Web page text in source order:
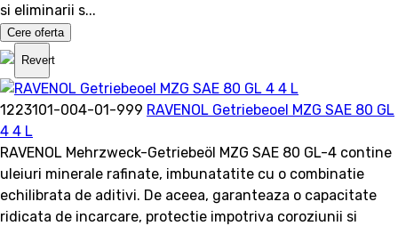
si eliminarii s...
Cere oferta
Revert
1223101-004-01-999 RAVENOL Getriebeoel MZG SAE 80 GL
4 4 L
RAVENOL Mehrzweck-Getriebeöl MZG SAE 80 GL-4 contine
uleiuri minerale rafinate, imbunatatite cu o combinatie
echilibrata de aditivi. De aceea, garanteaza o capacitate
ridicata de incarcare, protectie impotriva coroziunii si